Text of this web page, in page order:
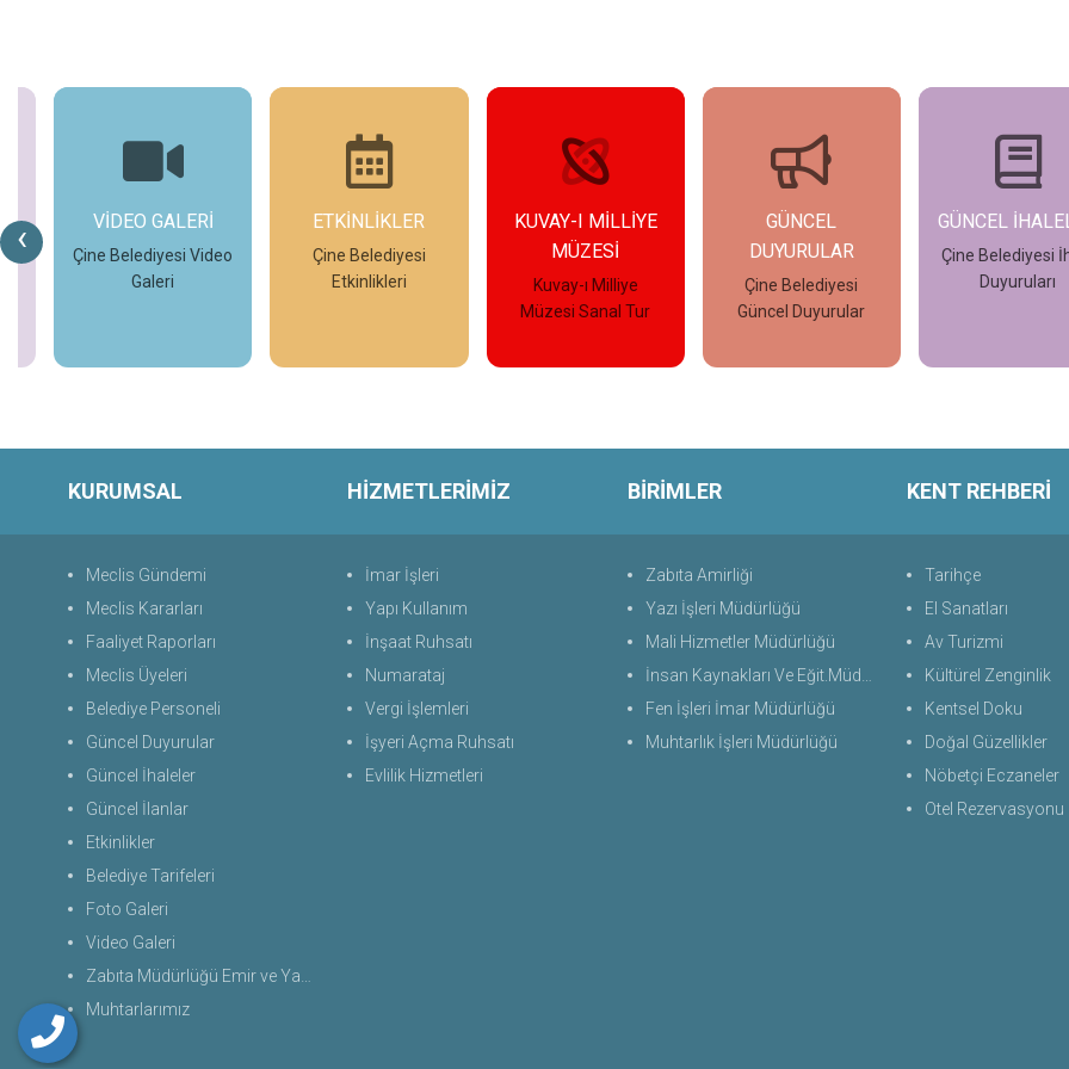
‹VİDEO GALERİ
Çine Belediyesi Video
ETKİNLİKLER
Çine Belediyesi
Etkinlikleri
KUVAY-I MİLLİYE
MÜZESİ
Kuvay-ı Milliye
Müzesi Sanal Tur
GÜNCEL
DUYURULAR
Çine Belediyesi
Güncel Duyurular
GÜNCEL İHALELER
Çine Belediyesi İhale
Duyuruları
KURUMSAL
Meclis Gündemi
Meclis Kararları
Faaliyet Raporları
Meclis Üyeleri
Belediye Personeli
Güncel Duyurular
Güncel İhaleler
Güncel İlanlar
Etkinlikler
Belediye Tarifeleri
Foto Galeri
Video Galeri
Zabıta Müdürlüğü Emir ve Yasaklar Uygulama Yönetmeliği 2026
Muhtarlarımız
HİZMETLERİMİZ
İmar İşleri
Yapı Kullanım
İnşaat Ruhsatı
Numarataj
Vergi İşlemleri
İşyeri Açma Ruhsatı
Evlilik Hizmetleri
BİRİMLER
Zabıta Amirliği
Yazı İşleri Müdürlüğü
Mali Hizmetler Müdürlüğü
İnsan Kaynakları Ve Eğit.Müdürlüğü
Fen İşleri İmar Müdürlüğü
Muhtarlık İşleri Müdürlüğü
KENT REHBERİ
Tarihçe
El Sanatları
Av Turizmi
Kültürel Zenginlik
Kentsel Doku
Doğal Güzellikler
Nöbetçi Eczaneler
Otel Rezervasyonu